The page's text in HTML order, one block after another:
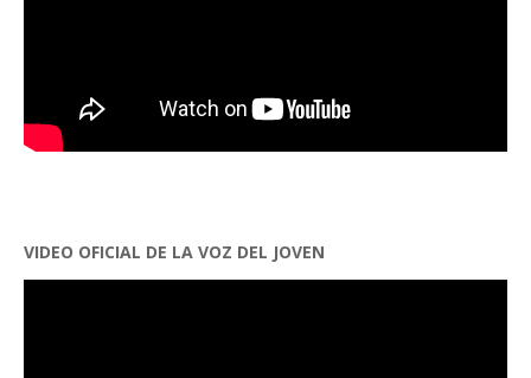
VIDEO OFICIAL DE LA VOZ DEL JOVEN